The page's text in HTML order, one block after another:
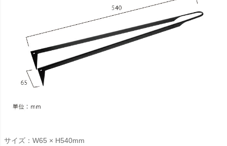
サイズ：W65 × H540mm